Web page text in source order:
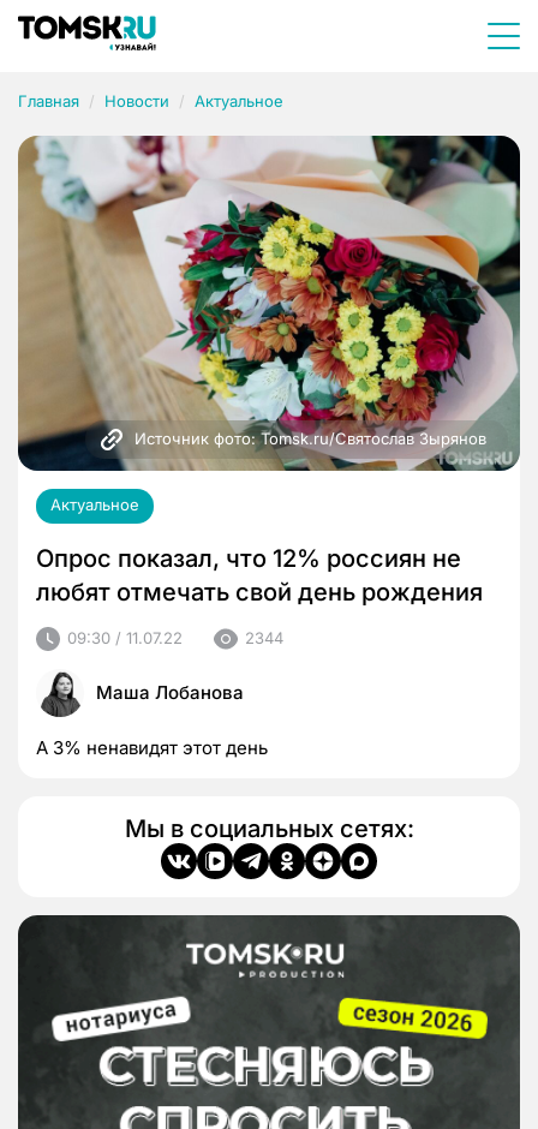
Главная Новости Актуальное
Источник фото: Tomsk.ru/Святослав Зырянов
Актуальное
Опрос показал, что 12% россиян не
любят отмечать свой день рождения
09:30 / 11.07.22 2344
Маша Лобанова
А 3% ненавидят этот день
Мы в социальных сетях: